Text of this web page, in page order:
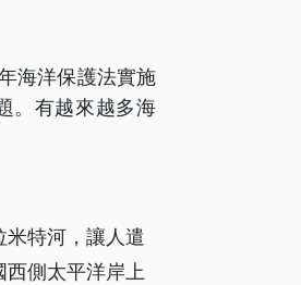
海洋保護法實施
。有越來越多海
特河，讓人遣
側太平洋岸上